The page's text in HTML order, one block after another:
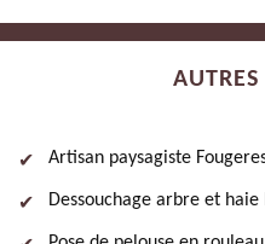
AUTRES
Artisan paysagiste
Dessouchage arbre et haie